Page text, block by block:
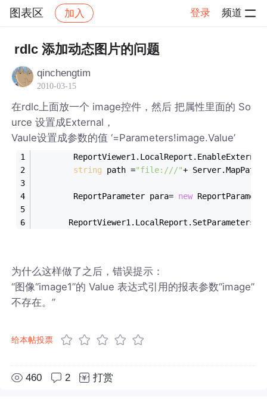
图表区 加入 登录 频道
社区 图表区 帖子详情
rdlc 添加动态图片的问题
qinchengtim
2010-03-15
在rdlc上面放一个 image控件，然后 把属性里面的 So
urce 设置成External，
Vaule设置成参数的值 ‘=Parameters!image.Value’
string path ="file:///"+ Server.MapPath(
        ReportParameter para=
new
       ReportViewer1.LocalReport.SetParameters(
为什么这样做了之后，错误提示：
“图像“image1”的 Value 表达式引用的报表参数“image”
不存在。”
给本帖投票
460 2 打赏